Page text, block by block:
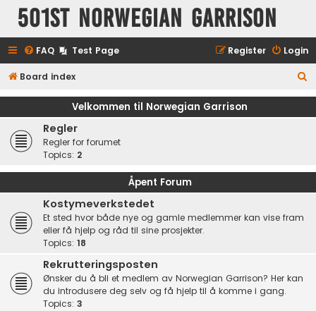
501st Norwegian Garrison
FAQ Test Page Login
Register
Board index
e
Velkommen til Norwegian Garrison
Regler
Regler for forumet
Topics: 2
Åpent Forum
Kostymeverkstedet
Et sted hvor både nye og gamle medlemmer kan vise fram
eller få hjelp og råd til sine prosjekter.
Topics: 18
Rekrutteringsposten
Ønsker du å bli et medlem av Norwegian Garrison? Her kan
du introdusere deg selv og få hjelp til å komme i gang.
Topics: 3